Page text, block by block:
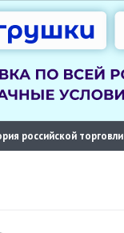
российской торговли